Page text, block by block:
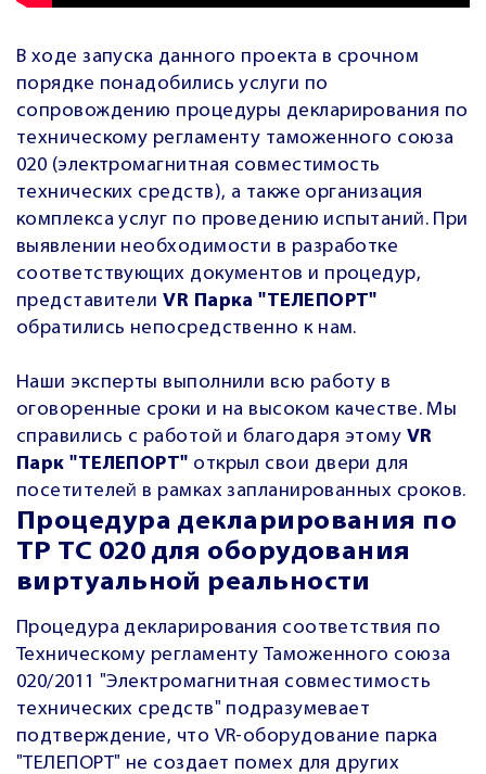
В ходе запуска данного проекта в срочном
порядке понадобились услуги по
сопровождению процедуры декларирования по
техническому регламенту таможенного союза
020 (электромагнитная совместимость
технических средств), а также организация
комплекса услуг по проведению испытаний. При
выявлении необходимости в разработке
соответствующих документов и процедур,
представителиVR Парка "ТЕЛЕПОРТ"
обратились непосредственно к нам.
Наши эксперты выполнили всю работу в
оговоренные сроки и на высоком качестве. Мы
справились с работой и благодаря этому VR
Парк "ТЕЛЕПОРТ" открыл свои двери для
посетителей в рамках запланированных сроков.
Процедура декларирования по
ТР ТС 020 для оборудования
виртуальной реальности
Процедура декларирования соответствия по
Техническому регламенту Таможенного союза
020/2011 "Электромагнитная совместимость
технических средств" подразумевает
подтверждение, что VR-оборудование парка
"ТЕЛЕПОРТ" не создает помех для других